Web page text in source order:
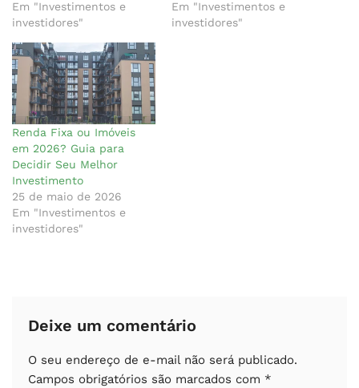
Em "Investimentos e
investidores"
Em "Investimentos e
investidores"
Renda Fixa ou Imóveis
em 2026? Guia para
Decidir Seu Melhor
Investimento
25 de maio de 2026
Em "Investimentos e
investidores"
Deixe um comentário
O seu endereço de e-mail não será publicado.
Campos obrigatórios são marcados com *